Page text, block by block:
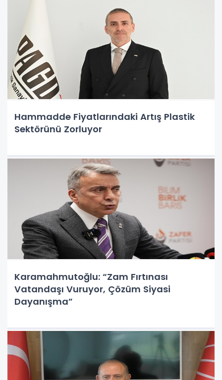
Hammadde Fiyatlarındaki Artış Plastik
Sektörünü Zorluyor
Karamahmutoğlu: “Zam Fırtınası
Vatandaşı Vuruyor, Çözüm Siyasi
Dayanışma”